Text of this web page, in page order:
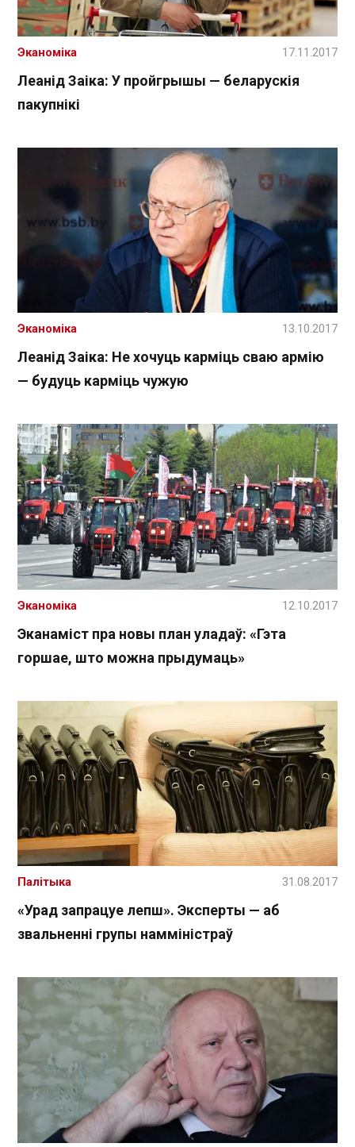
Леанід Заіка: У пройгрышы — беларускія
пакупнікі
Эканоміка 17.11.2017
Леанід Заіка: Не хочуць карміць сваю армію
— будуць карміць чужую
Эканоміка 13.10.2017
Эканаміст пра новы план уладаў: «Гэта
горшае, што можна прыдумаць»
Эканоміка 12.10.2017
«Урад запрацуе лепш». Эксперты — аб
звальненні групы намміністраў
Палітыка 31.08.2017